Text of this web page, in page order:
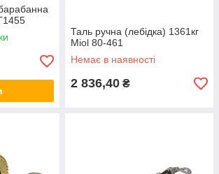
Таль ручна (лебідка) 1361кг
Miol 80-461
Немає в наявності
2 836,40 ₴